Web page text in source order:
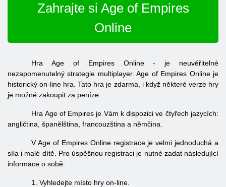
Zahrajte si Age of Empires
Online
Hra Age of Empires Online - je neuvěřitelné
nezapomenutelný strategie multiplayer. Age of Empires Online je
historický on-line hra. Tato hra je zdarma, i když některé verze hry
je možné zakoupit za peníze.
Hra Age of Empires je Vám k dispozici ve čtyřech jazycích:
angličtina, španělština, francouzština a němčina.
V Age of Empires Online registrace je velmi jednoduchá a
síla i malé dítě. Pro úspěšnou registraci je nutné zadat následující
informace o sobě:
1. Vyhledejte místo hry on-line.